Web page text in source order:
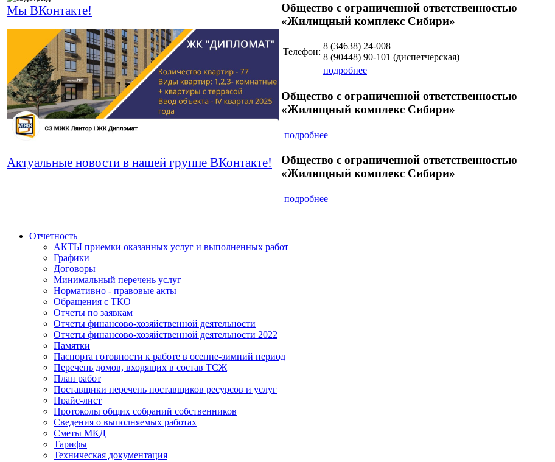
Мы ВКонтакте!
Актуальные новости в нашей группе ВКонтакте!
Общество с ограниченной ответственностью
«Жилищный комплекс Сибири»
Телефон:
8 (34638) 24-008
8 (90448) 90-101 (диспетчерская)
подробнее
Общество с ограниченной ответственностью
«Жилищный комплекс Сибири»
подробнее
Общество с ограниченной ответственностью
«Жилищный комплекс Сибири»
подробнее
Отчетность
АКТЫ приемки оказанных услуг и выполненных работ
Графики
Договоры
Минимальный перечень услуг
Нормативно - правовые акты
Обращения с ТКО
Отчеты по заявкам
Отчеты финансово-хозяйственной деятельности
Отчеты финансово-хозяйственной деятельности 2022
Памятки
Паспорта готовности к работе в осенне-зимний период
Перечень домов, входящих в состав ТСЖ
План работ
Поставщики перечень поставщиков ресурсов и услуг
Прайс-лист
Протоколы общих собраний собственников
Сведения о выполняемых работах
Сметы МКД
Тарифы
Техническая документация